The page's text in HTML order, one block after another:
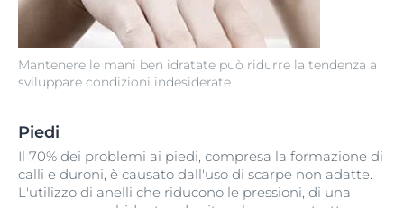
Mantenere le mani ben idratate può ridurre la tendenza a
sviluppare condizioni indesiderate
Piedi
Il 70% dei problemi ai piedi, compresa la formazione di
calli e duroni, è causato dall'uso di scarpe non adatte.
L'utilizzo di anelli che riducono le pressioni, di una